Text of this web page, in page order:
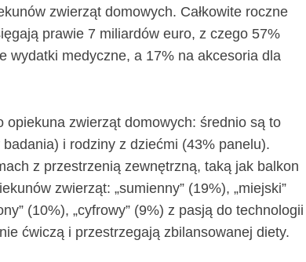
zwierząt domowych. Całkowite roczne
prawie 7 miliardów euro, z czego 57%
wydatki medyczne, a 17% na akcesoria dla
opiekuna zwierząt domowych: średnio są to
i rodziny z dziećmi (43% panelu).
z przestrzenią zewnętrzną, taką jak balkon
zwierząt: „sumienny” (19%), „miejski”
(10%), „cyfrowy” (9%) z pasją do technologii
ćwiczą i przestrzegają zbilansowanej diety.